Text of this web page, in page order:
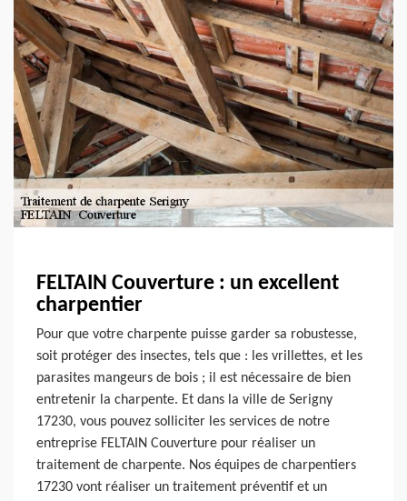
FELTAIN Couverture : un excellent
charpentier
Pour que votre charpente puisse garder sa robustesse,
soit protéger des insectes, tels que : les vrillettes, et les
parasites mangeurs de bois ; il est nécessaire de bien
entretenir la charpente. Et dans la ville de Serigny
17230, vous pouvez solliciter les services de notre
entreprise FELTAIN Couverture pour réaliser un
traitement de charpente. Nos équipes de charpentiers
17230 vont réaliser un traitement préventif et un